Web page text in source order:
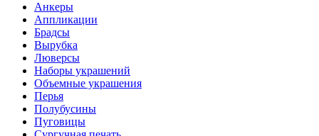
Анкеры
Аппликации
Брадсы
Вырубка
Люверсы
Наборы украшений
Объемные украшения
Перья
Полубусины
Пуговицы